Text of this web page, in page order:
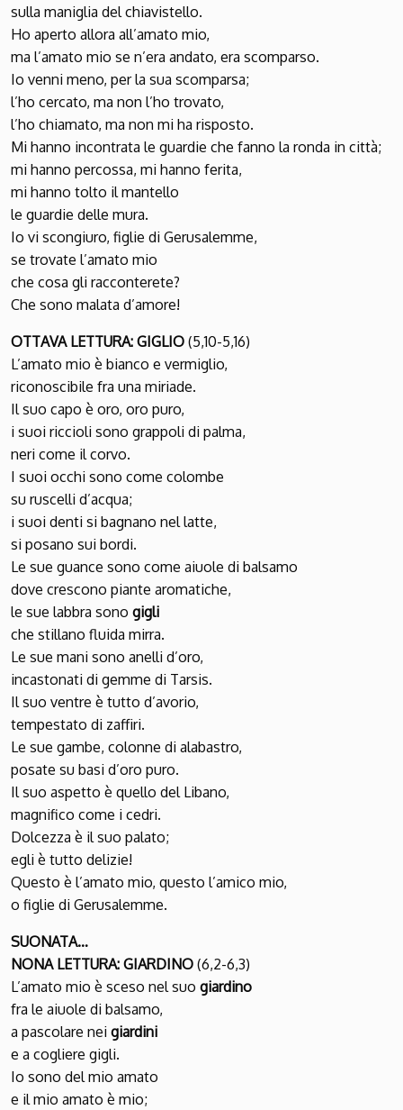
sulla maniglia del chiavistello.
Ho aperto allora all’amato mio,
ma l’amato mio se n’era andato, era scomparso.
Io venni meno, per la sua scomparsa;
l’ho cercato, ma non l’ho trovato,
l’ho chiamato, ma non mi ha risposto.
Mi hanno incontrata le guardie che fanno la ronda in città;
mi hanno percossa, mi hanno ferita,
mi hanno tolto il mantello
le guardie delle mura.
Io vi scongiuro, figlie di Gerusalemme,
se trovate l’amato mio
che cosa gli racconterete?
Che sono malata d’amore!
OTTAVA LETTURA: GIGLIO (5,10-5,16)
L’amato mio è bianco e vermiglio,
riconoscibile fra una miriade.
Il suo capo è oro, oro puro,
i suoi riccioli sono grappoli di palma,
neri come il corvo.
I suoi occhi sono come colombe
su ruscelli d’acqua;
i suoi denti si bagnano nel latte,
si posano sui bordi.
Le sue guance sono come aiuole di balsamo
dove crescono piante aromatiche,
le sue labbra sono gigli
che stillano fluida mirra.
Le sue mani sono anelli d’oro,
incastonati di gemme di Tarsis.
Il suo ventre è tutto d’avorio,
tempestato di zaffiri.
Le sue gambe, colonne di alabastro,
posate su basi d’oro puro.
Il suo aspetto è quello del Libano,
magnifico come i cedri.
Dolcezza è il suo palato;
egli è tutto delizie!
Questo è l’amato mio, questo l’amico mio,
o figlie di Gerusalemme.
SUONATA…
NONA LETTURA: GIARDINO (6,2-6,3)
L’amato mio è sceso nel suo giardino
fra le aiuole di balsamo,
a pascolare nei giardini
e a cogliere gigli.
Io sono del mio amato
e il mio amato è mio;